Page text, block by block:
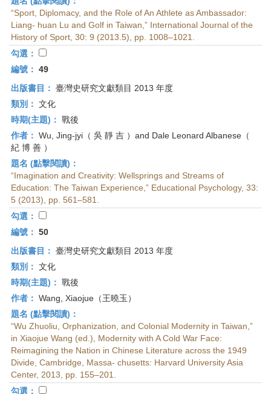
“Sport, Diplomacy, and the Role of An Athlete as Ambassador:
Liang- huan Lu and Golf in Taiwan,” International Journal of the
History of Sport, 30: 9 (2013.5), pp. 1008–1021.
勾選：
編號： 49
出版書目： 臺灣史研究文獻類目 2013 年度
類別： 文化
時期(主題)： 戰後
作者： Wu, Jing-jyi（ 吳 靜 吉 ）and Dale Leonard Albanese（
紀 博 善 ）
題名 (點擊閱讀)：
“Imagination and Creativity: Wellsprings and Streams of
Education: The Taiwan Experience,” Educational Psychology, 33:
5 (2013), pp. 561–581.
勾選：
編號： 50
出版書目： 臺灣史研究文獻類目 2013 年度
類別： 文化
時期(主題)： 戰後
作者： Wang, Xiaojue（王曉玉）
題名 (點擊閱讀)：
“Wu Zhuoliu, Orphanization, and Colonial Modernity in Taiwan,”
in Xiaojue Wang (ed.), Modernity with A Cold War Face:
Reimagining the Nation in Chinese Literature across the 1949
Divide, Cambridge, Massa- chusetts: Harvard University Asia
Center, 2013, pp. 155–201.
勾選：